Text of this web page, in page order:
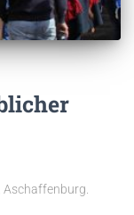
Aschaffenburg.